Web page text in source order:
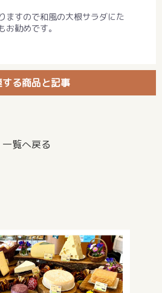
ますので和風の大根サラダにた
お勧めです。
する商品と記事
一覧へ戻る